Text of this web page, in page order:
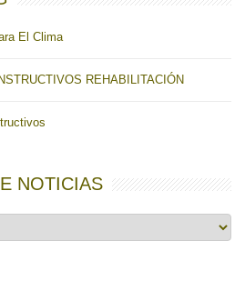
El Clima
REHABILITACIÓN
NOTICIAS